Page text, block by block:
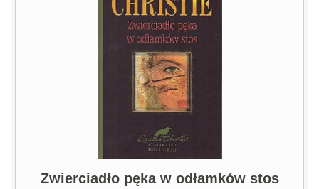
Zwierciadło pęka w odłamków stos